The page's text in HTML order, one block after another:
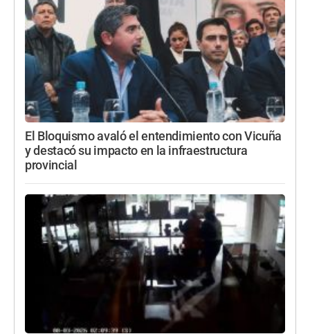
El Bloquismo avaló el entendimiento con Vicuña
y destacó su impacto en la infraestructura
provincial